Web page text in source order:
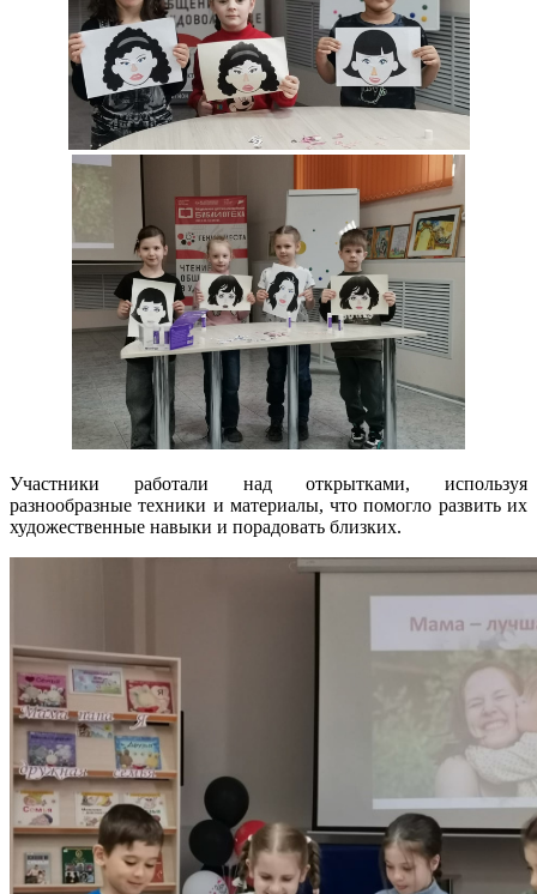
Участники работали над открытками, используя
разнообразные техники и материалы, что помогло развить их
художественные навыки и порадовать близких.